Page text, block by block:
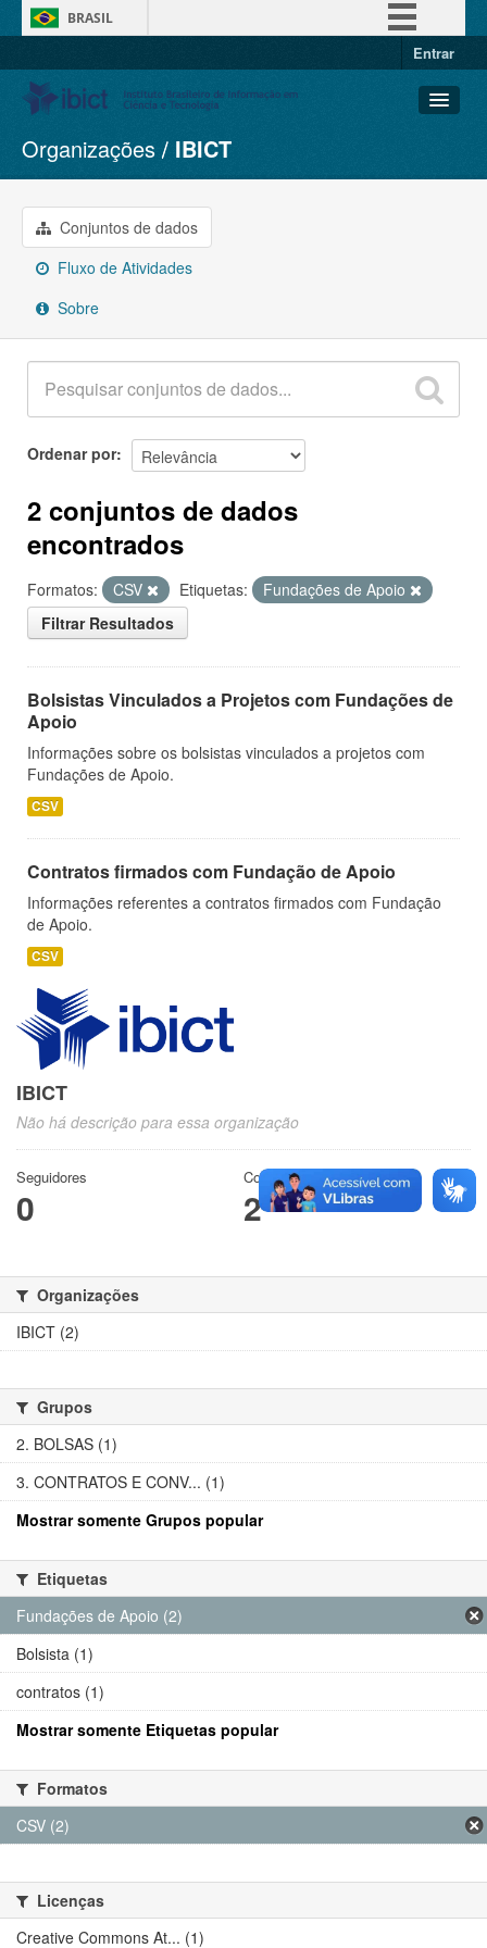
BRASIL
Entrar
Conjuntos de dados
Organizações
Grupos
Sobre
Organizações IBICT
Conjuntos de dados
Fluxo de Atividades
Sobre
Ordenar por
2 conjuntos de dados
encontrados
Formatos: CSV Etiquetas:
Fundações de Apoio
Filtrar Resultados
Bolsistas Vinculados a Projetos com Fundações de
Apoio
Informações sobre os bolsistas vinculados a projetos com
Fundações de Apoio.
CSV
Contratos firmados com Fundação de Apoio
Informações referentes a contratos firmados com Fundação
de Apoio.
CSV
IBICT
Não há descrição para essa organização
Seguidores
0
Conjuntos de dados
2
Organizações
IBICT (2)
Grupos
2. BOLSAS (1)
3. CONTRATOS E CONV... (1)
Mostrar somente Grupos popular
Etiquetas
Fundações de Apoio (2)
Bolsista (1)
contratos (1)
Mostrar somente Etiquetas popular
Formatos
CSV (2)
Licenças
Creative Commons At... (1)